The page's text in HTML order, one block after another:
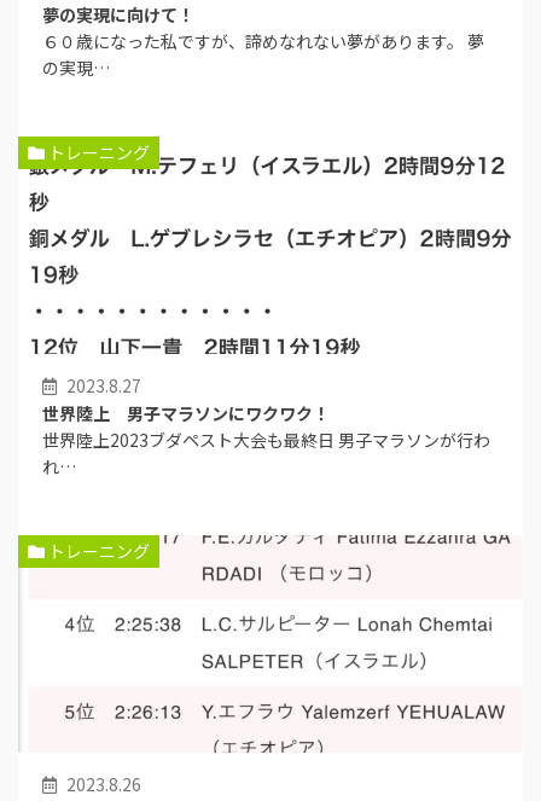
夢の実現に向けて！
６０歳になった私ですが、諦めなれない夢があります。 夢
の実現…
2023.8.27
世界陸上 男子マラソンにワクワク！
世界陸上2023ブダペスト大会も最終日 男子マラソンが行わ
れ…
トレーニング
2023.8.26
トレーニング